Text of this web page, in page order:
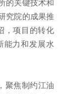
的关键技术和
究院的成果推
，项目的转化
能力和发展水
聚焦制约江油